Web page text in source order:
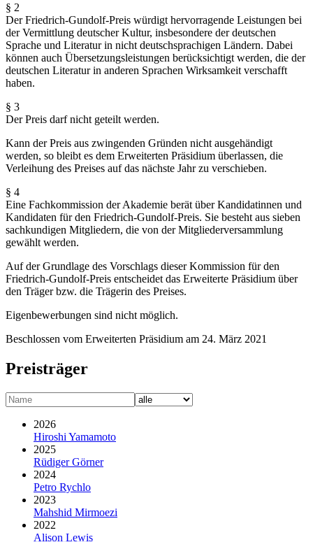
§ 2
Der Friedrich-Gundolf-Preis würdigt hervorragende Leistungen bei
der Vermittlung deutscher Kultur, insbesondere der deutschen
Sprache und Literatur in nicht deutschsprachigen Ländern. Dabei
können auch Übersetzungsleistungen berücksichtigt werden, die der
deutschen Literatur in anderen Sprachen Wirksamkeit verschafft
haben.
§ 3
Der Preis darf nicht geteilt werden.
Kann der Preis aus zwingenden Gründen nicht ausgehändigt
werden, so bleibt es dem Erweiterten Präsidium überlassen, die
Verleihung des Preises auf das nächste Jahr zu verschieben.
§ 4
Eine Fachkommission der Akademie berät über Kandidatinnen und
Kandidaten für den Friedrich-Gundolf-Preis. Sie besteht aus sieben
sachkundigen Mitgliedern, die von der Mitgliederversammlung
gewählt werden.
Auf der Grundlage des Vorschlags dieser Kommission für den
Friedrich-Gundolf-Preis entscheidet das Erweiterte Präsidium über
den Träger bzw. die Trägerin des Preises.
Eigenbewerbungen sind nicht möglich.
Beschlossen vom Erweiterten Präsidium am 24. März 2021
Preisträger
2026
Hiroshi Yamamoto
2025
Rüdiger Görner
2024
Petro Rychlo
2023
Mahshid Mirmoezi
2022
Alison Lewis